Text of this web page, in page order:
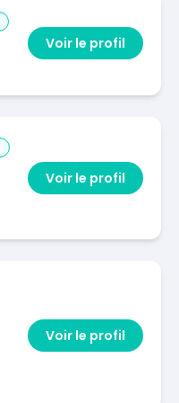
Voir le profil
Voir le profil
Voir le profil